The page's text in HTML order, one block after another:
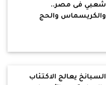
شعبي فى مصر..
والكريسماس والحج
السبانخ يعالج الاكتئاب